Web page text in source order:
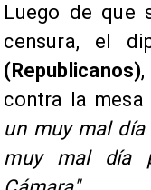
Luego de que
censura, el
(Republicanos)
contra la mesa
un muy mal
muy mal día